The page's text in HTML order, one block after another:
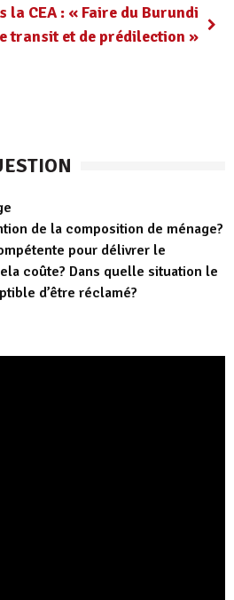
la CEA : « Faire du Burundi
transit et de prédilection »
de la composition de ménage?
pour délivrer le
coûte? Dans quelle situation le
d’être réclamé?